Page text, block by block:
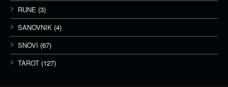
RUNE (3)
SANOVNIK (4)
SNOVI (67)
TAROT (127)